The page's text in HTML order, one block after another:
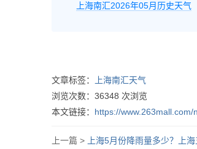
上海南汇2026年05月历史天气
文章标签：
上海南汇天气
浏览次数： 36348 次浏览
本文链接： https://
上一篇 >
上海5月份降雨量多少？上海